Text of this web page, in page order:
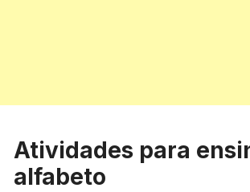
Atividades para
alfabeto